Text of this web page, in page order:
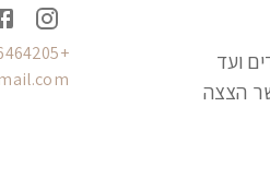
+972506464205